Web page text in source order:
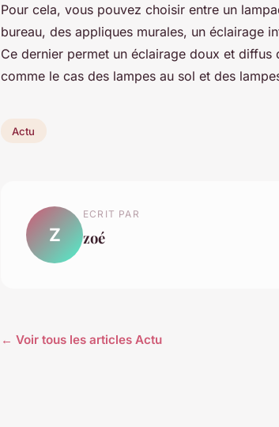
Pour cela, vous pouvez choisir entre un
bureau, des appliques murales, un éclairage
Ce dernier permet un éclairage doux et diffus
comme le cas des lampes au sol et des
Actu
Z
ECRIT PAR
zoé
← Voir tous les articles Actu